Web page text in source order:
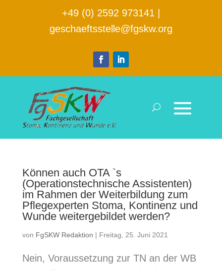
+49 (0) 2592 973141
geschaeftsstelle@fgskw.org
Können auch OTA `s
(Operationstechnische Assistenten)
im Rahmen der Weiterbildung zum
Pflegexperten Stoma, Kontinenz und
Wunde weitergebildet werden?
von FgSKW Redaktion | Freitag, 25. Juni 2021
Nein, Voraussetzung zur TN an der WB